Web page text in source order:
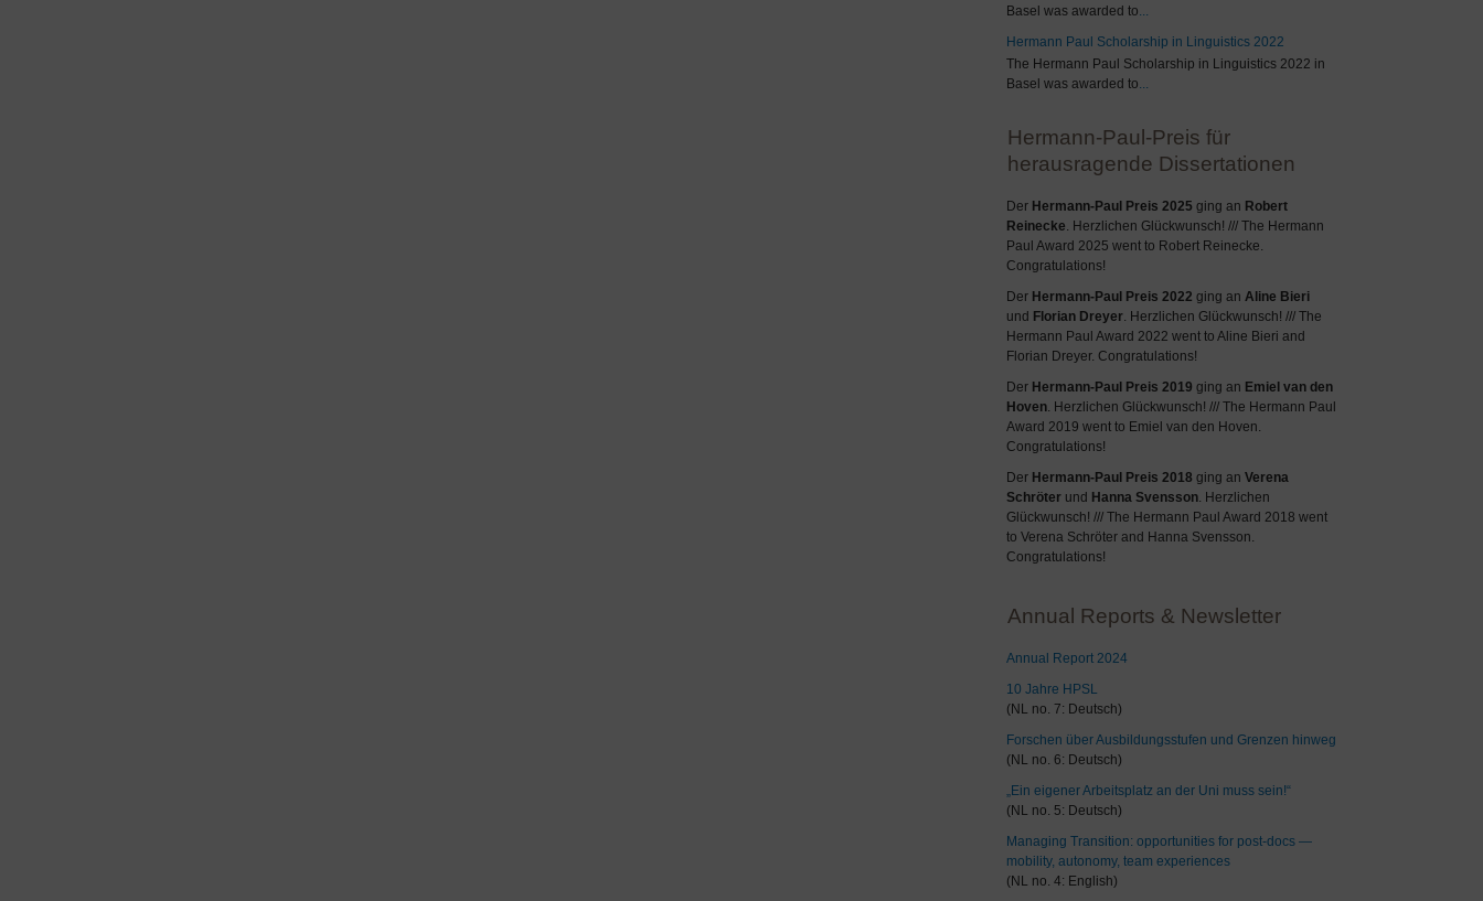
Basel was awarded to...
Hermann Paul Scholarship in Linguistics 2022
The Hermann Paul Scholarship in Linguistics 2022 in
Basel was awarded to...
Hermann-Paul-Preis für
herausragende Dissertationen
Der Hermann-Paul Preis 2025 ging an Robert
Reinecke. Herzlichen Glückwunsch! /// The Hermann
Paul Award 2025 went to Robert Reinecke.
Congratulations!
Der Hermann-Paul Preis 2022 ging an Aline Bieri
und Florian Dreyer. Herzlichen Glückwunsch! /// The
Hermann Paul Award 2022 went to Aline Bieri and
Florian Dreyer. Congratulations!
Der Hermann-Paul Preis 2019 ging an Emiel van den
Hoven. Herzlichen Glückwunsch! /// The Hermann Paul
Award 2019 went to Emiel van den Hoven.
Congratulations!
Der Hermann-Paul Preis 2018 ging an Verena
Schröter und Hanna Svensson. Herzlichen
Glückwunsch! /// The Hermann Paul Award 2018 went
to Verena Schröter and Hanna Svensson.
Congratulations!
Annual Reports & Newsletter
Annual Report 2024
10 Jahre HPSL
(NL no. 7: Deutsch)
Forschen über Ausbildungsstufen und Grenzen hinweg
(NL no. 6: Deutsch)
„Ein eigener Arbeitsplatz an der Uni muss sein!“
(NL no. 5: Deutsch)
Managing Transition: opportunities for post-docs —
mobility, autonomy, team experiences
(NL no. 4: English)